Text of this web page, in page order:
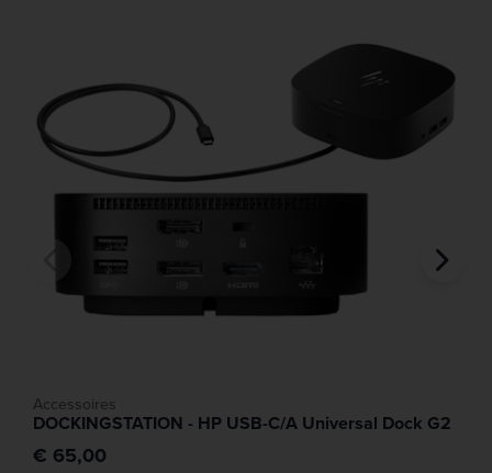
Accessoires
DOCKINGSTATION - HP USB-C/A Universal Dock G2
€ 65,00